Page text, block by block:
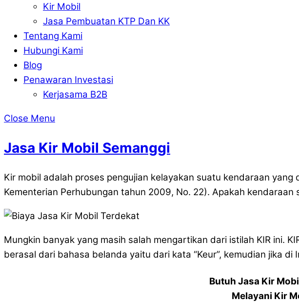
Kir Mobil
Jasa Pembuatan KTP Dan KK
Tentang Kami
Hubungi Kami
Blog
Penawaran Investasi
Kerjasama B2B
Close Menu
Jasa Kir Mobil Semanggi
Kir mobil adalah proses pengujian kelayakan suatu kendaraan
Kementerian Perhubungan tahun 2009, No. 22). Apakah
Mungkin banyak yang masih salah mengartikan dari istilah KIR ini.
berasal dari bahasa belanda yaitu dari kata “Keur”, kemudian jika
Butuh Jasa Kir
Melayani Kir